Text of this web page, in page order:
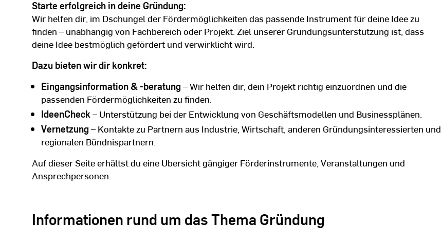
Starte erfolgreich in deine Gründung:
Wir helfen dir, im Dschungel der Fördermöglichkeiten das passende Instrument für deine Idee zu
finden – unabhängig von Fachbereich oder Projekt. Ziel unserer Gründungsunterstützung ist, dass
deine Idee bestmöglich gefördert und verwirklicht wird.
Dazu bieten wir dir konkret:
Eingangsinformation & -beratung – Wir helfen dir, dein Projekt richtig einzuordnen und die
passenden Fördermöglichkeiten zu finden.
IdeenCheck – Unterstützung bei der Entwicklung von Geschäftsmodellen und Businessplänen.
Vernetzung – Kontakte zu Partnern aus Industrie, Wirtschaft, anderen Gründungsinteressierten und
regionalen Bündnispartnern.
Auf dieser Seite erhältst du eine Übersicht gängiger Förderinstrumente, Veranstaltungen und
Ansprechpersonen.
Informationen rund um das Thema Gründung